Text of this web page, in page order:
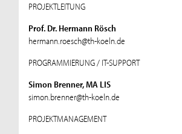
PROJEKTLEITUNG
Prof. Dr. Hermann Rösch
hermann.roesch@th-koeln.de
PROGRAMMIERUNG / IT-SUPPORT
Simon Brenner, MA LIS
simon.brenner@th-koeln.de
PROJEKTMANAGEMENT